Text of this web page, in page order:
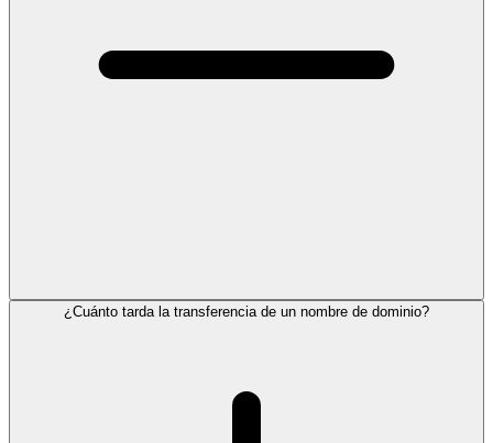
¿Cuánto tarda la transferencia de un nombre de dominio?